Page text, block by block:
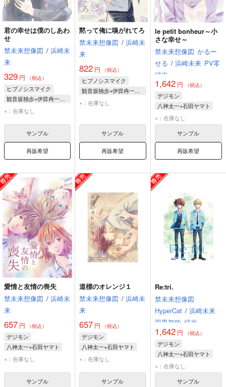
君の幸せは僕のしあわ
せ
禁未来想像図 / 浜崎未
来
329 円 （税込）
ヒプノシスマイク
観音坂独歩×伊弉冉一二三
観音坂独歩
×：在庫なし
サンプル
再販希望
黙って俺に嗅がれてろ
禁未来想像図 / 浜崎未
来
822 円 （税込）
ヒプノシスマイク
観音坂独歩×伊弉冉一二三
観音坂独歩
×：在庫なし
サンプル
再販希望
le petit bonheur～小
さな幸せ～
禁未来想像図 かるー
せる / 浜崎未来 PV零
緋光
1,642円 （税込）
デジモン
八神太一×石田ヤマト
八神太一
×：在庫なし
サンプル
再販希望
愛情と友情の喪失
禁未来想像図 / 浜崎未
来
657 円 （税込）
デジモン
八神太一×石田ヤマト
八神太一
×：在庫なし
サンプル
道標のオレンジ１
禁未来想像図 / 浜崎未
来
657 円 （税込）
デジモン
八神太一×石田ヤマト
八神太一
×：在庫なし
サンプル
Re:tri.
禁未来想像図
HyperCat / 浜崎未来
羽黒架鈴 緋光
1,642円 （税込）
デジモン
八神太一×石田ヤマト
八神太一
×：在庫なし
サンプル